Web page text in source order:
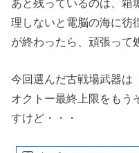
あと残っているのは、箱
理しないと電脳の海に彷
が終わったら、頑張って
今回選んだ古戦場武器は
オクトー最終上限をもう
すけど・・・